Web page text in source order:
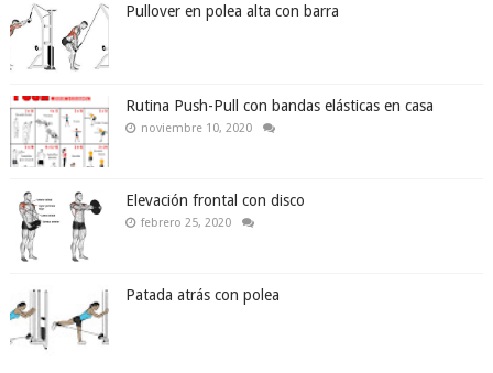
Pullover en polea alta con barra
Rutina Push-Pull con bandas elásticas en casa
noviembre 10, 2020
Elevación frontal con disco
febrero 25, 2020
Patada atrás con polea